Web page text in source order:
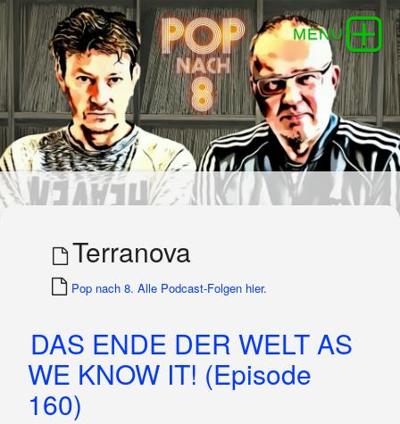
Terranova
Pop nach 8. Alle Podcast-Folgen hier.
DAS ENDE DER WELT AS
WE KNOW IT! (Episode
160)